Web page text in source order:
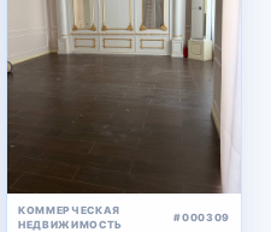
КОММЕРЧЕСКАЯ
НЕДВИЖИМОСТЬ
#000309